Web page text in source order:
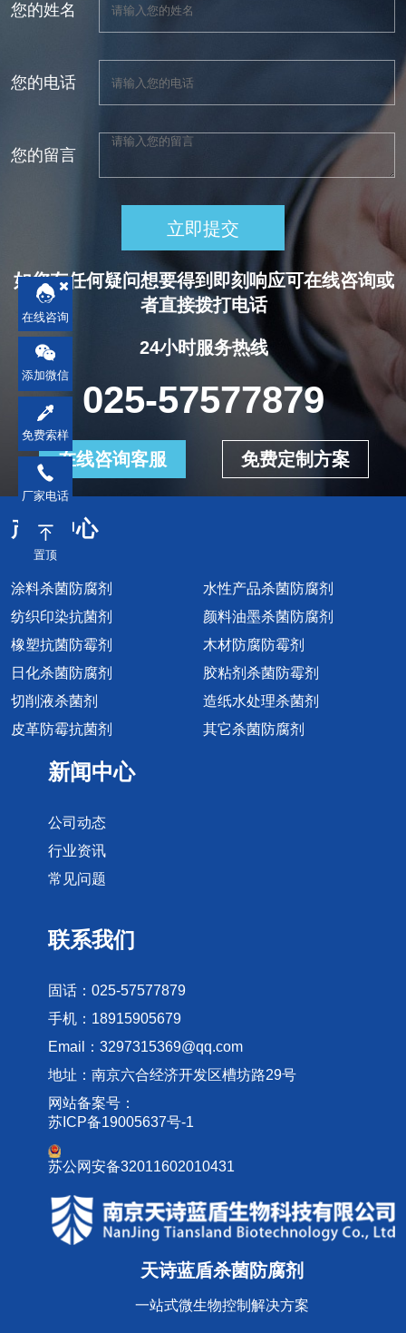
制，成为现代
工业中不可或
缺的功能性添
菌母粒的核心
在于将无机/有
机抗菌剂与纤
过母粒化技术
散。以银离子
例，其...
体系。本文将
从技术原理、
产品特性、应
用场景及工艺
规范四个维
天诗蓝盾抗菌
整理剂的核心
优势。一、技
术原理：多机
制协同实现长
效抑菌天诗蓝
盾抗菌整理剂
的核心技术基
用。然而，潮
发二次污染。
天诗蓝盾作为
国内抗菌防霉
技术的领军企
主研发的银锌
复合抗菌体系
与纳米缓释技
滤材提供了高
全的抗菌解决
方案，重新定
破：银锌复合
与纳米缓释的
双重赋能天诗
蓝盾抗菌剂的
其银锌复...
核心成分与作
用机制银离子
抗菌技术纳米
银离子：通过
在材料基体
中，粒径微小
（20-
50nm），可深
入细菌细胞内
部，破坏细胞
膜结构，干扰
代谢过程，实
上）。锌离子
协同：锌离子
性，阻断繁殖
再生，同时...
您的姓名
您的电话
您的留言
立即提交
如您有任何疑问想要得到即刻响应可在线咨询或
者直接拨打电话
24小时服务热线
025-57577879
在线咨询客服 免费定制方案
产品中心
涂料杀菌防腐剂
水性产品杀菌防腐剂
纺织印染抗菌剂
颜料油墨杀菌防腐剂
橡塑抗菌防霉剂
木材防腐防霉剂
日化杀菌防腐剂
胶粘剂杀菌防霉剂
切削液杀菌剂
造纸水处理杀菌剂
皮革防霉抗菌剂
其它杀菌防腐剂
新闻中心
公司动态
行业资讯
常见问题
联系我们
固话：025-57577879
手机：18915905679
Email：3297315369@qq.com
地址：南京六合经济开发区槽坊路29号
网站备案号：
苏ICP备19005637号-1
苏公网安备32011602010431
天诗蓝盾杀菌防腐剂
一站式微生物控制解决方案
在线咨询
添加微信
免费索样
厂家电话
置顶